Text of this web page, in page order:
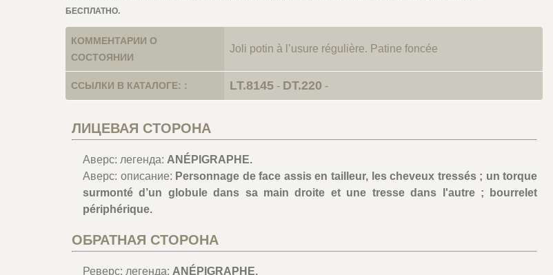
БЕСПЛАТНО.
КОММЕНТАРИИ О
СОСТОЯНИИ
Joli potin à l’usure régulière. Patine foncée
ССЫЛКИ В КАТАЛОГЕ: : LT.8145 - DT.220 -
ЛИЦЕВАЯ СТОРОНА
Аверс: легенда: ANÉPIGRAPHE.
Аверс: описание: Personnage de face assis en tailleur, les cheveux tressés ; un torque
surmonté d’un globule dans sa main droite et une tresse dans l'autre ; bourrelet
périphérique.
ОБРАТНАЯ СТОРОНА
Реверс: легенда: ANÉPIGRAPHE.